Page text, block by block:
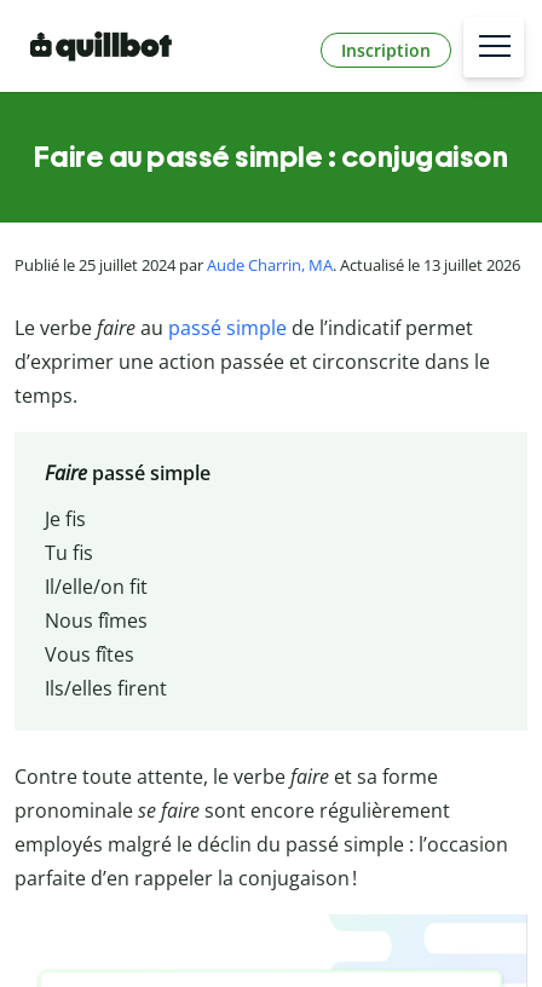
Inscription
Faire au passé simple : conjugaison
Publié le 25 juillet 2024 parAude Charrin, MA. Actualisé le 13 juillet 2026
Le verbefaireau passé simple de l’indicatif permet
d’exprimer une action passée et circonscrite dans le
temps.
Fairepassé simple
Je fis
Tu fis
Il/elle/on fit
Nous fîmes
Vous fîtes
Ils/elles firent
Contre toute attente, le verbefaire et sa forme
pronominalese fairesont encore régulièrement
employés malgré le déclin du passé simple : l’occasion
parfaite d’en rappeler la conjugaison !